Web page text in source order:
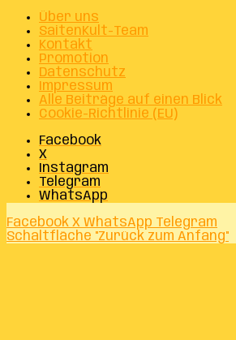
Über uns
SaitenKult-Team
Kontakt
Promotion
Datenschutz
Impressum
Alle Beiträge auf einen Blick
Cookie-Richtlinie (EU)
Facebook
X
Instagram
Telegram
WhatsApp
Facebook X WhatsApp Telegram
Schaltfläche "Zurück zum Anfang"